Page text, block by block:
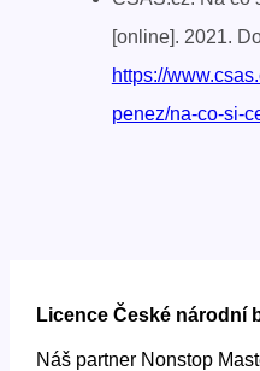
[online]. 2021.
https://
penez/na-co-si-
Licence České národní
Náš partner Nonstop